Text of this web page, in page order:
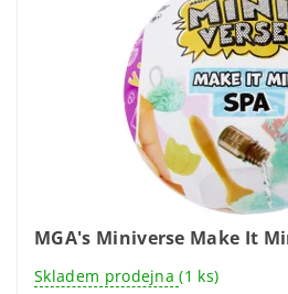
MGA's Miniverse Make It
Skladem prodejna(1 ks)